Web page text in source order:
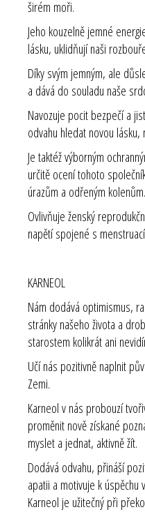
širém moři.
Jeho kouzelně jemné
lásku, uklidňují naši
Díky svým jemným, ale
a dává do souladu naše
Navozuje pocit bezpečí a
odvahu hledat novou
Je taktéž výborným
určitě ocení tohoto
úrazům a odřeným kolenům.
Ovlivňuje ženský
napětí spojené s
KARNEOL
Nám dodává optimismus,
stránky našeho života a
starostem kolikrát ani
Učí nás pozitivně naplnit
Zemi.
Karneol v nás probouzí
proměnit nově získané
myslet a jednat, aktivně žít.
Dodává odvahu, přináší
apatii a motivuje k úspěchu
Karneol je užitečný při